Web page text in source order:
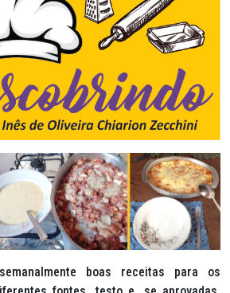
boas receitas para os